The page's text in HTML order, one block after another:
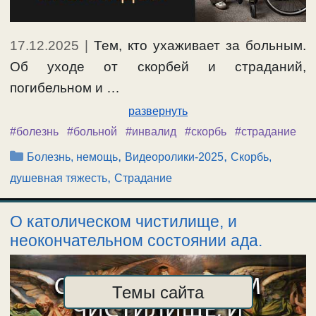
17.12.2025
Тем, кто ухаживает за больным.
Об уходе от скорбей и страданий,
погибельном и …
развернуть
#болезнь
#больной #инвалид #скорбь #страдание
Рубрики
Болезнь, немощь, Видеоролики-2025,Скорбь,
душевная тяжесть, Страдание
О католическом чистилище, и
неокончательном состоянии ада.
Темы сайта